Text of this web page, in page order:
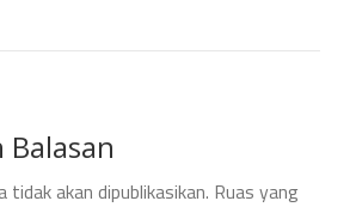
tidak akan dipublikasikan. Ruas yang